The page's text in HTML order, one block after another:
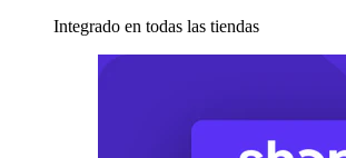
Integrado en todas las tiendas